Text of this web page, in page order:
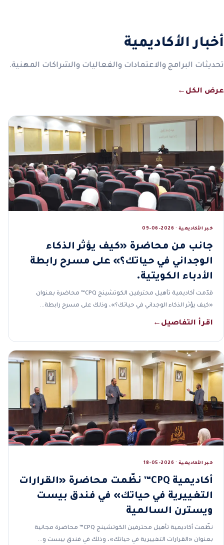
أخبار الأكاديمية
تحديثات البرامج والاعتمادات والفعاليات والشراكات المهنية.
عرض الكل ←
خبر الأكاديمية · 2026-06-09
جانب من محاضرة «كيف يؤثر الذكاء
الوجداني في حياتك؟» على مسرح رابطة
الأدباء الكويتية.
قدّمت أكاديمية تأهيل محترفين الكوتشينج CPQ™ محاضرة بعنوان
«كيف يؤثر الذكاء الوجداني في حياتك؟»، وذلك على مسرح رابطة…
اقرأ التفاصيل ←
خبر الأكاديمية · 2026-05-18
أكاديمية CPQ™ نظّمت محاضرة «القرارات
التغييرية في حياتك» في فندق بيست
ويسترن السالمية
نظّمت أكاديمية تأهيل محترفين الكوتشينج CPQ™ محاضرة مجانية
بعنوان «القرارات التغييرية في حياتك»، وذلك في فندق بيست و…